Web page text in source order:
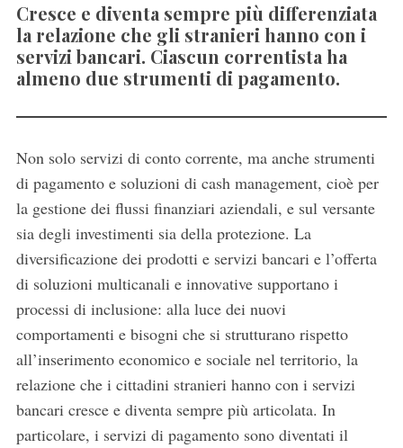
Cresce e diventa sempre più differenziata
la relazione che gli stranieri hanno con i
servizi bancari. Ciascun correntista ha
almeno due strumenti di pagamento.
Non solo servizi di conto corrente, ma anche strumenti
di pagamento e soluzioni di cash management, cioè per
la gestione dei flussi finanziari aziendali, e sul versante
sia degli investimenti sia della protezione. La
diversificazione dei prodotti e servizi bancari e l’offerta
di soluzioni multicanali e innovative supportano i
processi di inclusione: alla luce dei nuovi
comportamenti e bisogni che si strutturano rispetto
all’inserimento economico e sociale nel territorio, la
relazione che i cittadini stranieri hanno con i servizi
bancari cresce e diventa sempre più articolata. In
particolare, i servizi di pagamento sono diventati il